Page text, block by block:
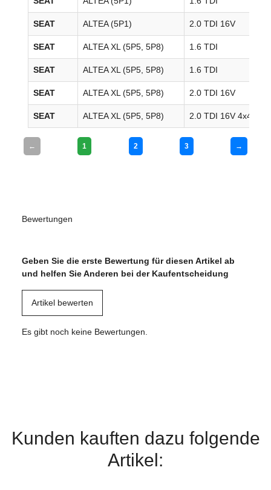
SEAT ALTEA (5P1) 2.0 TDI 16V
SEAT ALTEA XL (5P5, 5P8) 1.6 TDI
SEAT ALTEA XL (5P5, 5P8) 1.6 TDI
SEAT ALTEA XL (5P5, 5P8) 2.0 TDI 16V
SEAT ALTEA XL (5P5, 5P8) 2.0 TDI 16V 4x4
← 1 2 3 →
Bewertungen
Geben Sie die erste Bewertung für diesen Artikel ab
und helfen Sie Anderen bei der Kaufentscheidung
Artikel bewerten
Es gibt noch keine Bewertungen.
Kunden kauften dazu folgende
Artikel: